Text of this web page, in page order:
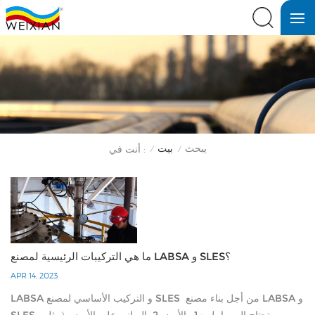
أنت في : / بيت / يبحث
ما هي التركيبات الرئيسية لمصنع LABSA و SLES؟
APR 14, 2023
LABSA و التركيب الأساسي لمصنع SLES من أجل بناء مصنع LABSA و